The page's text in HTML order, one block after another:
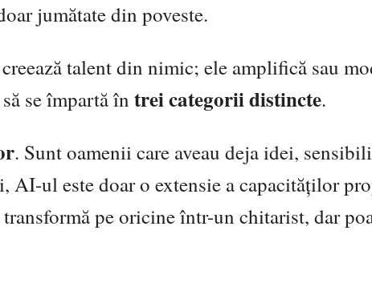
jumătate din poveste.
talent din nimic; ele amplifică sau
se împartă în trei categorii distincte.
. Sunt oamenii care aveau deja idei,
AI-ul este doar o extensie a capacităților
pe oricine într-un chitarist, dar